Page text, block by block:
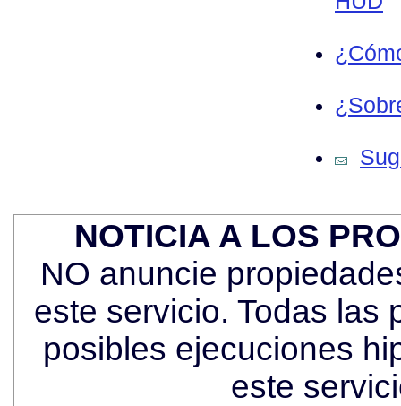
NOTICIA A LOS
NO anuncie
este servicio. Todas las
posibles ejecuciones
este